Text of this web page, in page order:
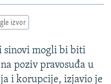
izvor
sinovi mogli bi biti
poziv pravosuđa u
i korupcije, izjavio je